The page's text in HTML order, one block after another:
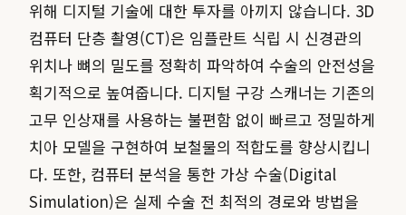
위해 디지털 기술에 대한 투자를 아끼지 않습니다. 3D
컴퓨터 단층 촬영(CT)은 임플란트 식립 시 신경관의
위치나 뼈의 밀도를 정확히 파악하여 수술의 안전성을
획기적으로 높여줍니다. 디지털 구강 스캐너는 기존의
고무 인상재를 사용하는 불편함 없이 빠르고 정밀하게
치아 모델을 구현하여 보철물의 적합도를 향상시킵니
다. 또한, 컴퓨터 분석을 통한 가상 수술(Digital
Simulation)은 실제 수술 전 최적의 경로와 방법을